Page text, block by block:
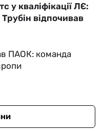
у кваліфікації ЛЄ:
відпочивав
ПАОК: команда